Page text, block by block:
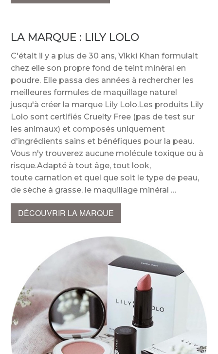
LA MARQUE : LILY LOLO
C'était il y a plus de 30 ans, Vikki Khan formulait
chez elle son propre fond de teint minéral en
poudre. Elle passa des années à rechercher les
meilleures formules de maquillage naturel
jusqu'à créer la marque Lily Lolo.Les produits Lily
Lolo sont certifiés Cruelty Free (pas de test sur
les animaux) et composés uniquement
d'ingrédients sains et bénéfiques pour la peau.
Vous n'y trouverez aucune molécule toxique ou à
risque.Adapté à tout âge, tout look,
toute carnation et quel que soit le type de peau,
de sèche à grasse, le maquillage minéral
DÉCOUVRIR LA MARQUE